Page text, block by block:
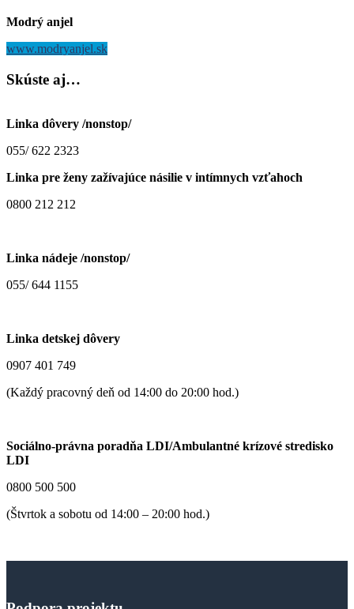
Modrý anjel
www.modryanjel.sk
Skúste aj…
Linka dôvery /nonstop/
055/ 622 2323
Linka pre ženy zažívajúce násilie v intímnych vzťahoch
0800 212 212
Linka nádeje /nonstop/
055/ 644 1155
Linka detskej dôvery
0907 401 749
(Každý pracovný deň od 14:00 do 20:00 hod.)
Sociálno-právna poradňa LDI/Ambulantné krízové stredisko
LDI
0800 500 500
(Štvrtok a sobotu od 14:00 – 20:00 hod.)